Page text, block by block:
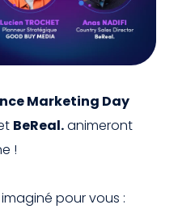
Marketing Day
BeReal.animeront
!
pour vous :